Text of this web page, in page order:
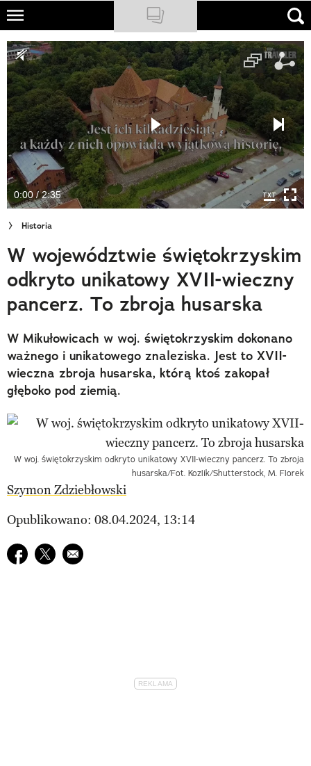
Skip
main
content
NATIONAL GEOGRAPHIC
TRAVELER
PODCASTY
Sklep
Newsletter
Cuda Polski
Wielki Konkurs Fotograficzny
Trendbook Podróżniczy
Polecane
0:00 / 2:35
Historia
W województwie świętokrzyskim
odkryto unikatowy XVII-wieczny
pancerz. To zbroja husarska
W Mikułowicach w woj. świętokrzyskim dokonano
ważnego i unikatowego znaleziska. Jest to XVII-
wieczna zbroja husarska, którą ktoś zakopał
głęboko pod ziemią.
W woj. świętokrzyskim odkryto unikatowy XVII-wieczny pancerz. To zbroja
husarska/Fot. Kozlik/Shutterstock, M. Florek
Szymon Zdziebłowski
Opublikowano: 08.04.2024, 13:14
Udostępnij na facebook
Udostępnij na twitter
E-mail do przyjaciela